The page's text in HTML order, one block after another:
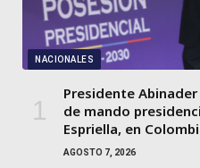
NACIONALES
Presidente
de mando
Espriella, en
AGOSTO 7, 2026